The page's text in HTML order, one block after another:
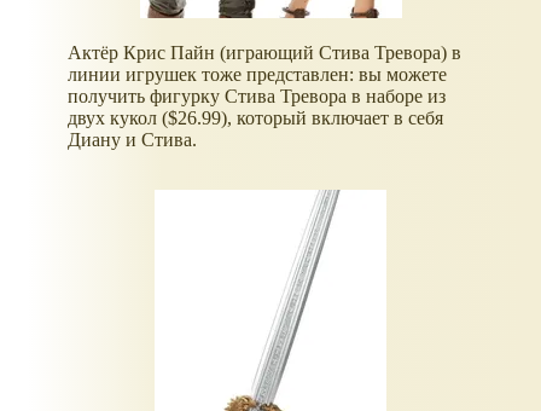
Актёр Крис Пайн (играющий Стива Тревора) в
линии игрушек тоже представлен: вы можете
получить фигурку Стива Тревора в наборе из
двух кукол ($26.99), который включает в себя
Диану и Стива.